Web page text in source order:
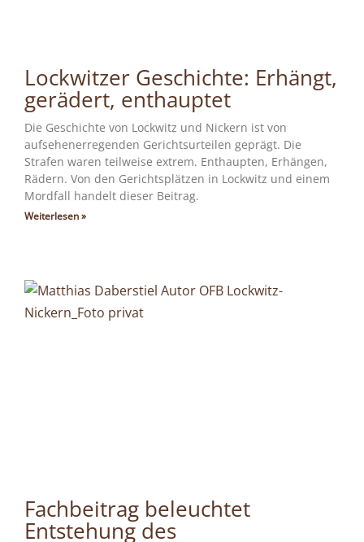
Lockwitzer Geschichte: Erhängt,
gerädert, enthauptet
Die Geschichte von Lockwitz und Nickern ist von
aufsehenerregenden Gerichtsurteilen geprägt. Die
Strafen waren teilweise extrem. Enthaupten, Erhängen,
Rädern. Von den Gerichtsplätzen in Lockwitz und einem
Mordfall handelt dieser Beitrag.
Weiterlesen »
Fachbeitrag beleuchtet
Entstehung des